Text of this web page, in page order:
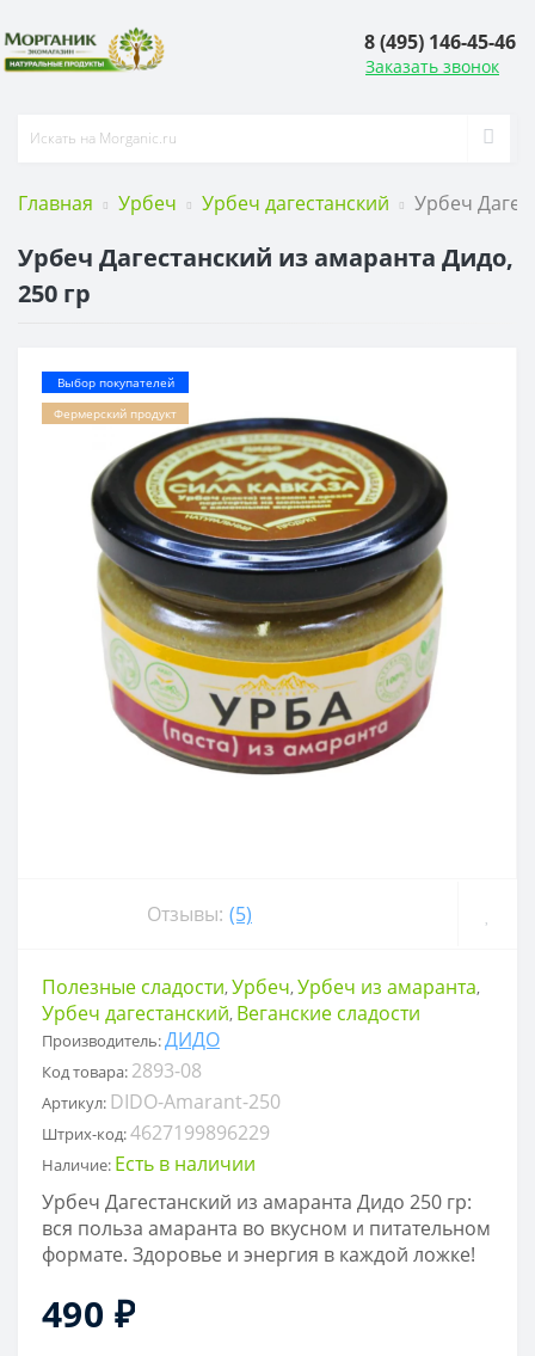
8 (495) 146-45-46
Заказать звонок
Главная Урбеч Урбеч дагестанский Урбеч
Урбеч Дагестанский из амаранта Дидо,
250 гр
Выбор покупателей
Фермерский продукт
Отзывы: (5)
Полезные сладости,Урбеч,Урбеч из амаранта,
Урбеч дагестанский, Веганские сладости
Производитель:ДИДО
Код товара: 2893-08
Артикул: DIDO-Amarant-250
Штрих-код:4627199896229
Наличие: Есть в наличии
Урбеч Дагестанский из амаранта Дидо 250 гр:
вся польза амаранта во вкусном и питательном
формате. Здоровье и энергия в каждой ложке!
490 ₽